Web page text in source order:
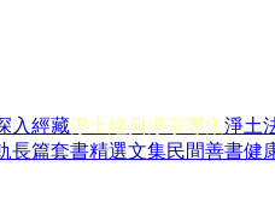
入經藏淨土經典淨宗專集淨土
長篇套書精選文集民間善書健